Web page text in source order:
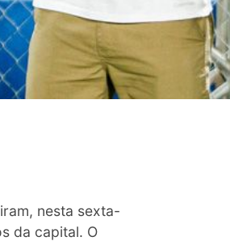
nesta sexta-
da capital. O